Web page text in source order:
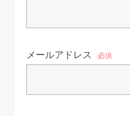
メールアドレス 必須